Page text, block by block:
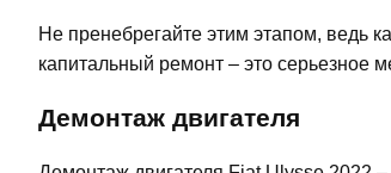
Не пренебрегайте этим этапом, ведь
капитальный ремонт – это серьезное
Демонтаж двигателя